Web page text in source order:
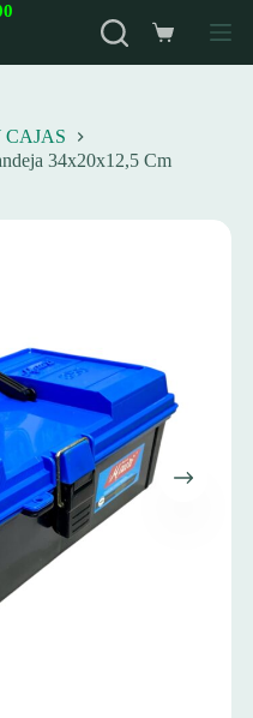
Carro
de
CAJAS
34x20x12,5 Cm